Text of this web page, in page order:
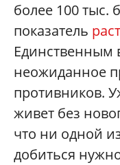
более 100 тыс.
показатель
Единственным
неожиданное
противников.
живет без
что ни одной
добиться